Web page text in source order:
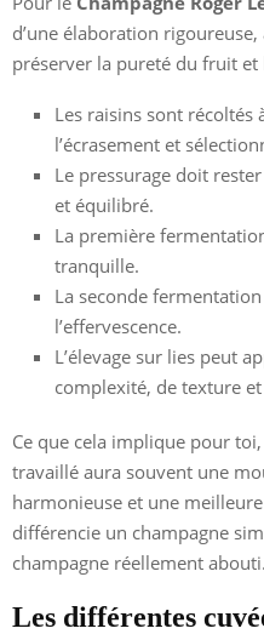
d’une élaboration
préserver la pureté du fruit et
Les raisins sont
l’écrasement et
Le pressurage doit
et équilibré.
La première
tranquille.
La seconde
l’effervescence.
L’élevage sur lies peut
complexité, de texture
Ce que cela implique pour toi,
travaillé aura souvent une
harmonieuse et une meilleure
différencie un champagne
champagne réellement abouti.
Les différentes